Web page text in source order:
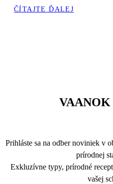
ČÍTAJTE ĎALEJ
VAANOK
Prihláste sa na odber noviniek v
prírodnej
Exkluzívne typy, prírodné
vašej